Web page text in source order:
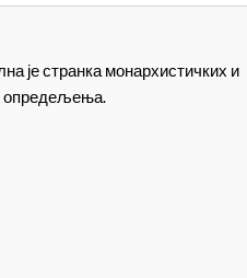
је странка монархистичких и
опредељења.